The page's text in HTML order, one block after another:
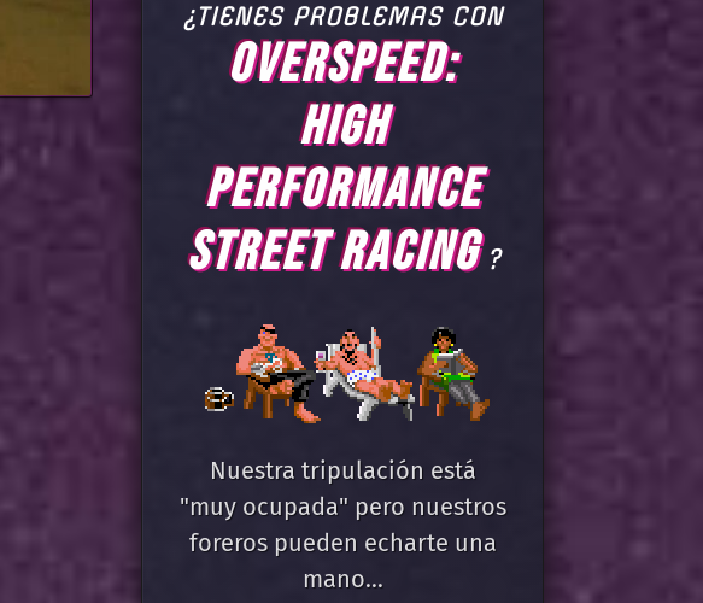
¿TIENES PROBLEMAS CON
OVERSPEED:
HIGH
PERFORMANCE
STREET RACING?
Nuestra tripulación está
"muy ocupada" pero nuestros
foreros pueden echarte una
mano...